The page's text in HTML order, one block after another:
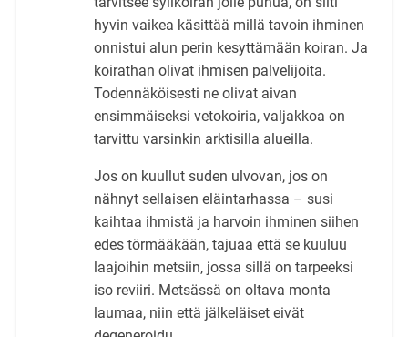
hyvin vaikea käsittää millä tavoin ihminen
onnistui alun perin kesyttämään koiran. Ja
koirathan olivat ihmisen palvelijoita.
Todennäköisesti ne olivat aivan
ensimmäiseksi vetokoiria, valjakkoa on
tarvittu varsinkin arktisilla alueilla.
Jos on kuullut suden ulvovan, jos on
nähnyt sellaisen eläintarhassa – susi
kaihtaa ihmistä ja harvoin ihminen siihen
edes törmääkään, tajuaa että se kuuluu
laajoihin metsiin, jossa sillä on tarpeeksi
iso reviiri. Metsässä on oltava monta
laumaa, niin että jälkeläiset eivät